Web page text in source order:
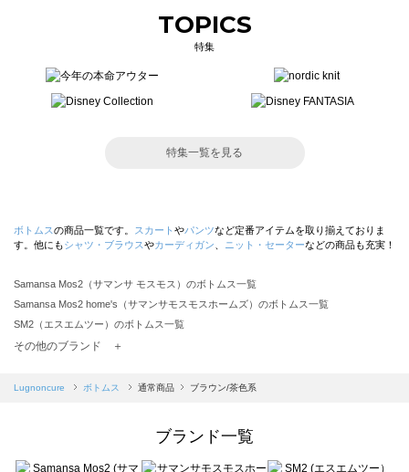
TOPICS
特集
特集一覧を見る
ボトムスの商品一覧です。 スカート やパンツなど定番アイテムを取り揃えておりま
す。他にもシャツ・ブラウスやカーディガン ニット・セーターなどの商品も充実！
Samansa Mos2（サマンサ モスモス）のボトムス一覧
Samansa Mos2 home's（サマンサモスモスホームズ）のボトムス一覧
SM2（エスエムツー）のボトムス一覧
TSUHARU by Samansa Mos2（ツハルバイサマンサモスモス）のボトムス一覧
Samansa Mos2 blue（サマンサモスモス ブルー）のボトムス一覧
sō4ū（ソウフォーユー）のボトムス一覧
Te chichi（テチチ）のボトムス一覧
その他のブランド ＋
Lugnoncure ボトムス 通常商品 ブラウン/茶色系
ブランド一覧